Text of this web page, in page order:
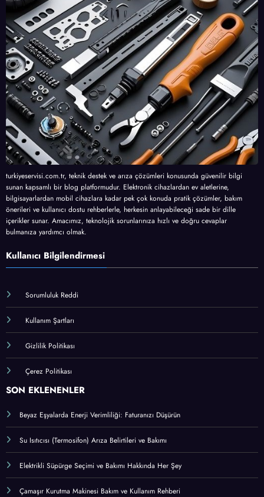
turkiyeservisi.com.tr, teknik destek ve arıza çözümleri konusunda güvenilir bilgi
sunan kapsamlı bir blog platformudur. Elektronik cihazlardan ev aletlerine,
bilgisayarlardan mobil cihazlara kadar pek çok konuda pratik çözümler, bakım
önerileri ve kullanıcı dostu rehberlerle, herkesin anlayabileceği sade bir dille
içerikler sunar. Amacımız, teknolojik sorunlarınıza hızlı ve doğru cevaplar
bulmanıza yardımcı olmak.
Kullanıcı Bilgilendirmesi
Sorumluluk Reddi
Kullanım Şartları
Gizlilik Politikası
Çerez Politikası
SON EKLENENLER
Beyaz Eşyalarda Enerji Verimliliği: Faturanızı Düşürün
Su Isıtıcısı (Termosifon) Arıza Belirtileri ve Bakımı
Elektrikli Süpürge Seçimi ve Bakımı Hakkında Her Şey
Çamaşır Kurutma Makinesi Bakım ve Kullanım Rehberi